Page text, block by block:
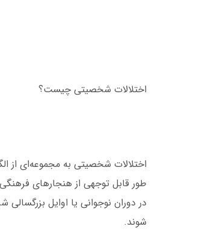
اختلالات شخصیتی چیست؟
اختلالات شخصیتی به مجموعه‌ای از
طور قابل توجهی از هنجارهای
در دوران نوجوانی یا اوایل
شوند.